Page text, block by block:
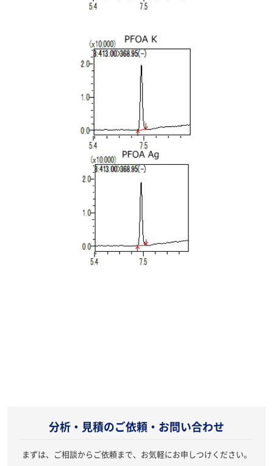
分析・見積のご依頼・お問い合わせ
まずは、ご相談からご依頼まで、お気軽にお申しつけください。